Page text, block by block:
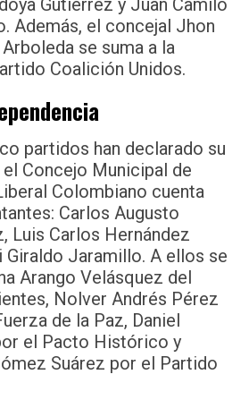
Gutiérrez y Juan Camilo
Además, el concejal Jhon
se suma a la
Coalición Unidos.
partidos han declarado su
Concejo Municipal de
Colombiano cuenta
Carlos Augusto
Luis Carlos Hernández
Giraldo Jaramillo. A ellos se
Arango Velásquez del
Nolver Andrés Pérez
de la Paz, Daniel
el Pacto Histórico y
Suárez por el Partido